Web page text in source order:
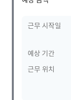
근무 시작일
예상 기간
근무 위치